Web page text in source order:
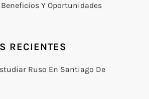
Y Oportunidades
RECIENTES
Ruso En Santiago De